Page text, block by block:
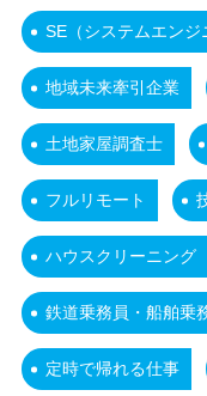
SE（システムエンジ
地域未来牽引企業
土地家屋調査士
フルリモート
ハウスクリーニング
鉄道乗務員・船舶乗
定時で帰れる仕事